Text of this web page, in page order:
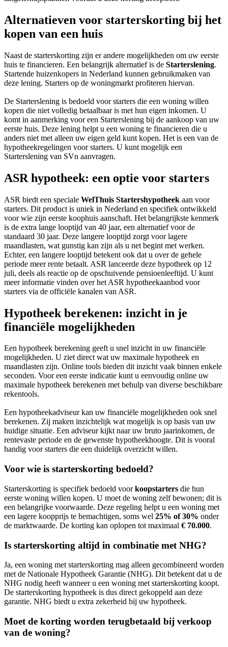
Alternatieven voor starterskorting bij het
kopen van een huis
Naast de starterskorting zijn er andere mogelijkheden om uw eerste
huis te financieren. Een belangrijk alternatief is de Starterslening.
Startende huizenkopers in Nederland kunnen gebruikmaken van
deze lening. Starters op de woningmarkt profiteren hiervan.
De Starterslening is bedoeld voor starters die een woning willen
kopen die niet volledig betaalbaar is met hun eigen inkomen. U
komt in aanmerking voor een Starterslening bij de aankoop van uw
eerste huis. Deze lening helpt u een woning te financieren die u
anders niet met alleen uw eigen geld kunt kopen. Het is een van de
hypotheekregelingen voor starters. U kunt mogelijk een
Starterslening van SVn aanvragen.
ASR hypotheek: een optie voor starters
ASR biedt een speciale WelThuis Startershypotheek aan voor
starters. Dit product is uniek in Nederland en specifiek ontwikkeld
voor wie zijn eerste koophuis aanschaft. Het belangrijkste kenmerk
is de extra lange looptijd van 40 jaar, een alternatief voor de
standaard 30 jaar. Deze langere looptijd zorgt voor lagere
maandlasten, wat gunstig kan zijn als u net begint met werken.
Echter, een langere looptijd betekent ook dat u over de gehele
periode meer rente betaalt. ASR lanceerde deze hypotheek op 12
juli, deels als reactie op de opschuivende pensioenleeftijd. U kunt
meer informatie vinden over het ASR hypotheekaanbod voor
starters via de officiële kanalen van ASR.
Hypotheek berekenen: inzicht in je
financiële mogelijkheden
Een hypotheek berekening geeft u snel inzicht in uw financiële
mogelijkheden. U ziet direct wat uw maximale hypotheek en
maandlasten zijn. Online tools bieden dit inzicht vaak binnen enkele
seconden. Voor een eerste indicatie kunt u eenvoudig online uw
maximale hypotheek berekenen met behulp van diverse beschikbare
rekentools.
Een hypotheekadviseur kan uw financiële mogelijkheden ook snel
berekenen. Zij maken inzichtelijk wat mogelijk is op basis van uw
huidige situatie. Een adviseur kijkt naar uw bruto jaarinkomen, de
rentevaste periode en de gewenste hypotheekhoogte. Dit is vooral
handig voor starters die een duidelijk overzicht willen.
Voor wie is starterskorting bedoeld?
Starterskorting is specifiek bedoeld voorkoopstarters die hun
eerste woning willen kopen. U moet de woning zelf bewonen; dit is
een belangrijke voorwaarde. Deze regeling helpt u een woning met
een lagere koopprijs te bemachtigen, soms wel 25% of 30% onder
de marktwaarde. De korting kan oplopen tot maximaal € 70.000.
Is starterskorting altijd in combinatie met NHG?
Ja, een woning met starterskorting mag alleen gecombineerd worden
met de Nationale Hypotheek Garantie (NHG). Dit betekent dat u de
NHG nodig heeft wanneer u een woning met starterskorting koopt.
De starterskorting hypotheek is dus direct gekoppeld aan deze
garantie. NHG biedt u extra zekerheid bij uw hypotheek.
Moet de korting worden terugbetaald bij verkoop
van de woning?